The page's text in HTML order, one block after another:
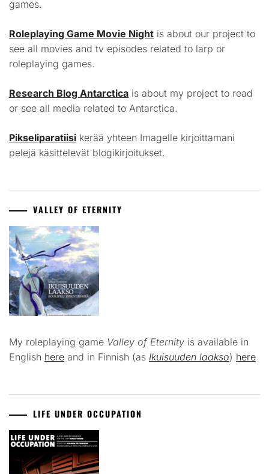
games.
Roleplaying Game Movie Night is about our project to
see all movies and tv episodes related to larp or
roleplaying games.
Research Blog Antarctica is about my project to read
or see all media related to Antarctica.
Pikseliparatiisi kerää yhteen Imagelle kirjoittamani
pelejä käsittelevät blogikirjoitukset.
VALLEY OF ETERNITY
My roleplaying game Valley of Eternity is available in
English here and in Finnish (as Ikuisuuden laakso) here
LIFE UNDER OCCUPATION